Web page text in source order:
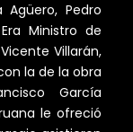
Pedro
Ministro de
Villarán,
la de la obra
García
le ofreció